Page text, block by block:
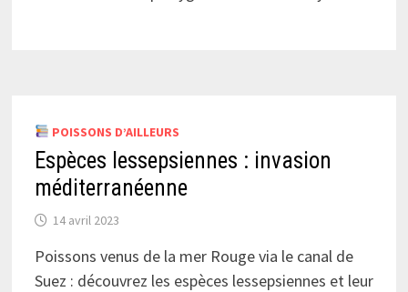
POISSONS D’AILLEURS
Espèces lessepsiennes : invasion
méditerranéenne
14 avril 2023
Poissons venus de la mer Rouge via le canal de
Suez : découvrez les espèces lessepsiennes et leur